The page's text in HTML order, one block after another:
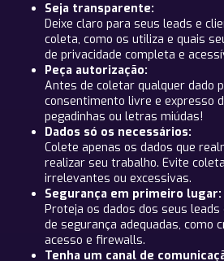
Seja transparente:
Deixe claro para seus leads e
coleta, como os utiliza e quais
de privacidade completa e
Peça autorização:
Antes de coletar qualquer dado
consentimento livre e expresso
pegadinhas ou letras miúdas!
Dados só os necessários:
Colete apenas os dados que
realizar seu trabalho. Evite
irrelevantes ou excessivas.
Segurança em primeiro lugar:
Proteja os dados dos seus
de segurança adequadas, como
acesso e firewalls.
Tenha um canal de